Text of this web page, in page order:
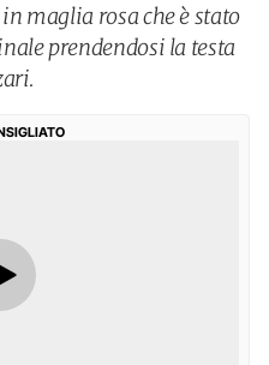
maglia rosa che è stato
prendendosi la testa